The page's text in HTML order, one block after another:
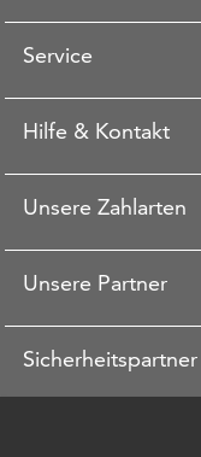
Service
Hilfe & Kontakt
Unsere Zahlarten
Unsere Partner
Sicherheitspartner